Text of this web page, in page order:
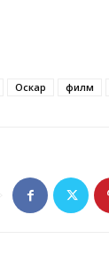
Оскар филм